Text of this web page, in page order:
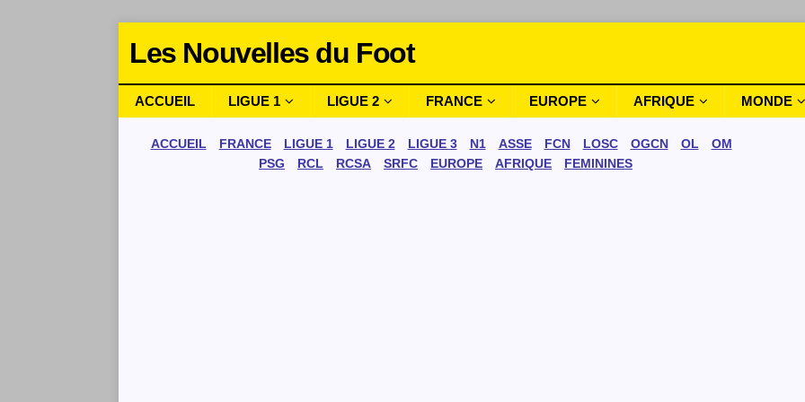
Les Nouvelles du Foot
ACCUEIL LIGUE 1 LIGUE 2 FRANCE EUROPE AFRIQUE MONDE
ACCUEIL FRANCE LIGUE 1 LIGUE 2 LIGUE 3 N1 ASSE FCN LOSC OGCN OL
OM
PSG
RCL RCSA SRFC EUROPE AFRIQUE FEMININES